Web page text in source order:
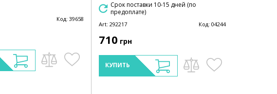
Код: 39658
Срок поставки 10-15 дней (по
предоплате)
Art: 292217 Код: 04244
710 грн
КУПИТЬ